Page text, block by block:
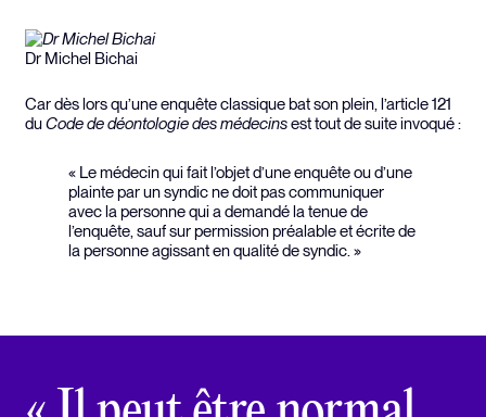
Dr Michel Bichai
Car dès lors qu’une enquête classique bat son plein, l’article 121
duCode de déontologie des médecinsest tout de suite invoqué :
« Le médecin qui fait l’objet d’une enquête ou d’une
plainte par un syndic ne doit pas communiquer
avec la personne qui a demandé la tenue de
l’enquête, sauf sur permission préalable et écrite de
la personne agissant en qualité de syndic. »